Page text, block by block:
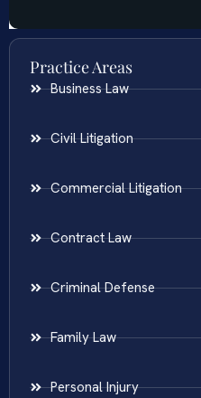
Practice Areas
Business Law
Civil Litigation
Commercial Litigation
Contract Law
Criminal Defense
Family Law
Personal Injury